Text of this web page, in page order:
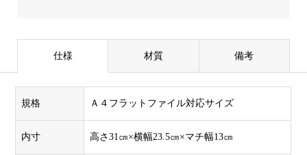
仕様 材質 備考
規格 Ａ４フラットファイル対応サイズ
内寸 高さ31㎝×横幅23.5㎝×マチ幅13㎝